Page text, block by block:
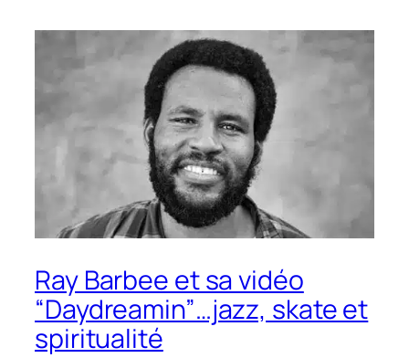
Ray Barbee et sa vidéo
“Daydreamin”…jazz, skate et
spiritualité